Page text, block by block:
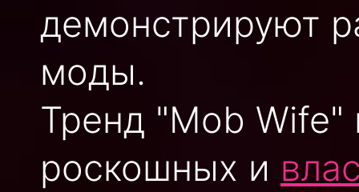
демонстрируют
моды.
Тренд "Mob Wife"
роскошных и